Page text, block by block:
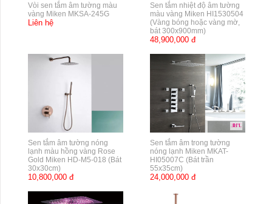
Vòi sen tắm âm tường màu
vàng Miken MKSA-245G
Liên hệ
Sen tắm nhiệt độ âm tường
màu vàng Miken HI1530504
(Vàng bóng hoặc vàng mờ,
bát 300x900mm)
48,900,000 đ
Sen tắm âm tường nóng
lạnh màu hồng vàng Rose
Gold Miken HD-M5-018 (Bát
30x30cm)
10,800,000 đ
Sen tắm âm trong tường
nóng lạnh Miken MKAT-
HI05007C (Bát trần
55x35cm)
24,000,000 đ